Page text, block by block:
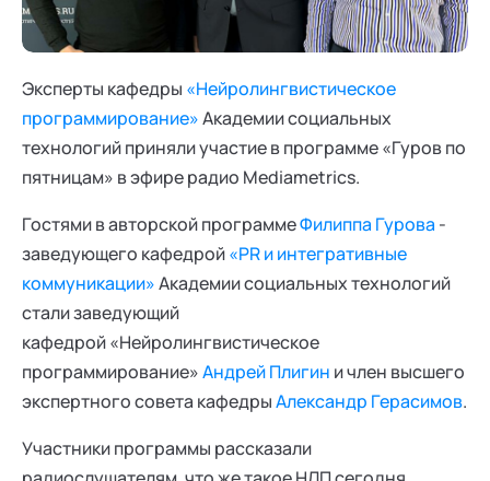
Эксперты кафедры «Нейролингвистическое
программирование»Академии социальных
технологий приняли участие в программе «Гуров по
пятницам» в эфире радио Mediametrics.
Гостями в авторской программеФилиппа Гурова -
заведующего кафедрой«PR и интегративные
коммуникации»Академии социальных технологий
стали заведующий
кафедрой «Нейролингвистическое
программирование»Андрей Плигин и член высшего
экспертного совета кафедрыАлександр Герасимов.
Участники программы рассказали
Профессионалам
Поддержка
Режим работы и тп